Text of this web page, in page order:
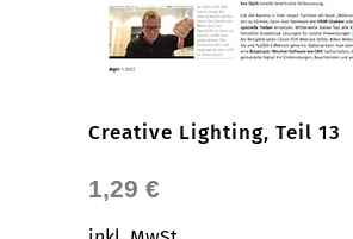
Creative Lighting, Teil 13
1,29 €